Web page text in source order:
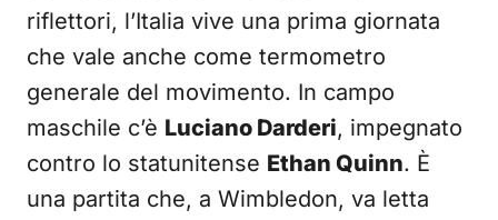
riflettori, l’Italia vive una prima giornata
che vale anche come termometro
generale del movimento. In campo
maschile c’è Luciano Darderi, impegnato
contro lo statunitense Ethan Quinn. È
una partita che, a Wimbledon, va letta